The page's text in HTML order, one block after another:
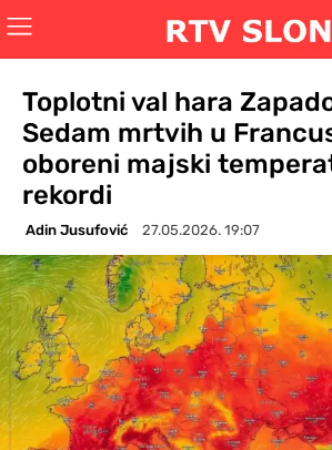
Toplotni val hara
Sedam mrtvih u
oboreni majski
rekordi
Adin Jusufović 27.05.2026. 19:07